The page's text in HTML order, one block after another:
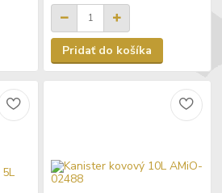
Pridať do košíka